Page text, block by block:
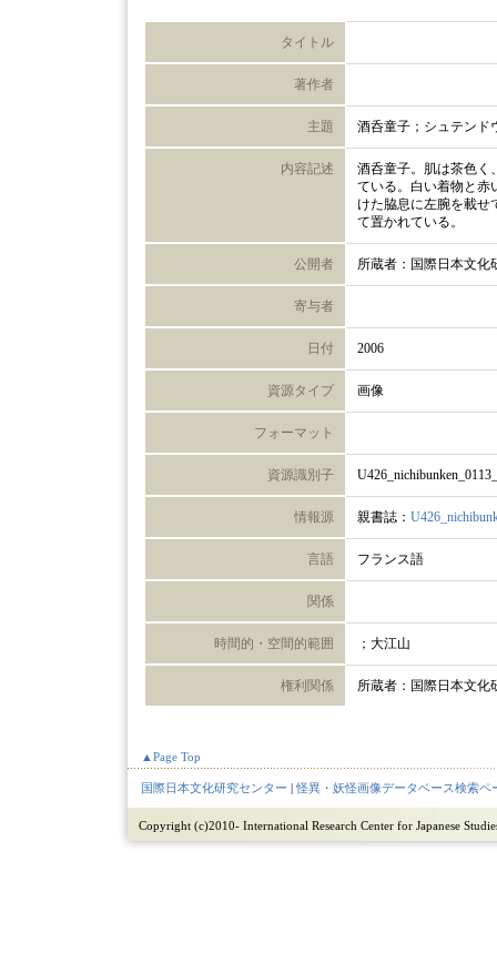
タイトル
著作者
主題 酒呑童子；シュテンド
内容記述
酒呑童子。肌は茶色く
ている。白い着物と赤
けた脇息に左腕を載せ
て置かれている。
公開者 所蔵者：国際日本文化
寄与者
日付 2006
資源タイプ 画像
フォーマット
資源識別子
情報源 親書誌：
言語 フランス語
関係
時間的・空間的範囲 ；大江山
権利関係 所蔵者：国際日本文化
▲Page Top
国際日本文化研究センター |怪異・妖怪画像データベース検索ペ
Copyright (c)2010- International Research Center for Japanese